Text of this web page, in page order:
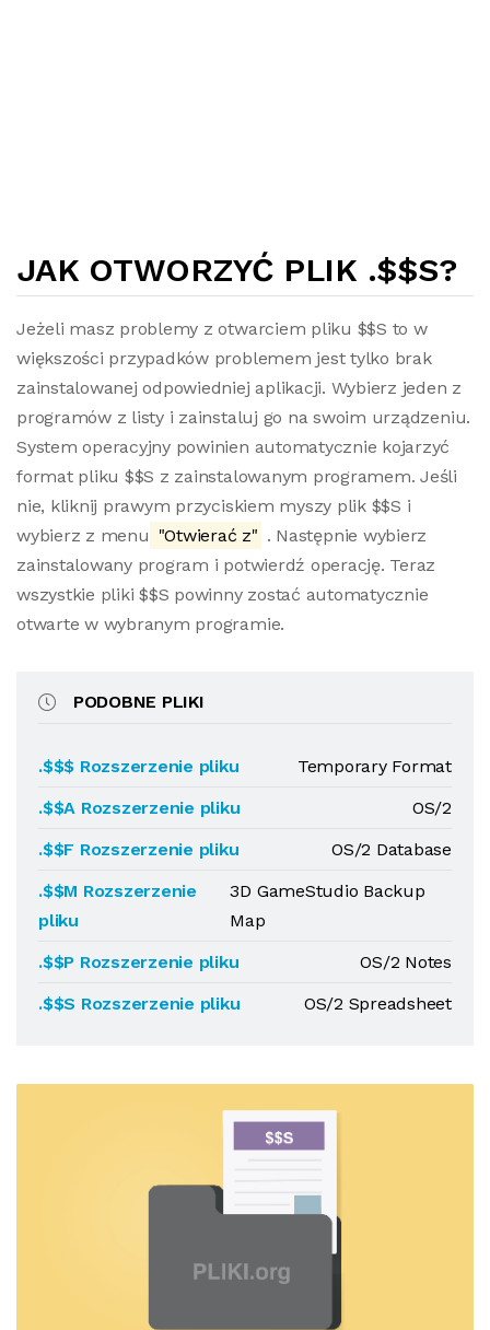
JAK OTWORZYĆ PLIK .$$S?
Jeżeli masz problemy z otwarciem pliku $$S to w
większości przypadków problemem jest tylko brak
zainstalowanej odpowiedniej aplikacji. Wybierz jeden z
programów z listy i zainstaluj go na swoim urządzeniu.
System operacyjny powinien automatycznie kojarzyć
format pliku $$S z zainstalowanym programem. Jeśli
nie, kliknij prawym przyciskiem myszy plik $$S i
wybierz z menu "Otwierać z" . Następnie wybierz
zainstalowany program i potwierdź operację. Teraz
wszystkie pliki $$S powinny zostać automatycznie
otwarte w wybranym programie.
PODOBNE PLIKI
.$$$ Rozszerzenie pliku
Temporary Format
.$$A Rozszerzenie pliku
OS/2
.$$F Rozszerzenie pliku
OS/2 Database
.$$M Rozszerzenie
pliku
3D GameStudio Backup
Map
.$$P Rozszerzenie pliku
OS/2 Notes
.$$S Rozszerzenie pliku
OS/2 Spreadsheet